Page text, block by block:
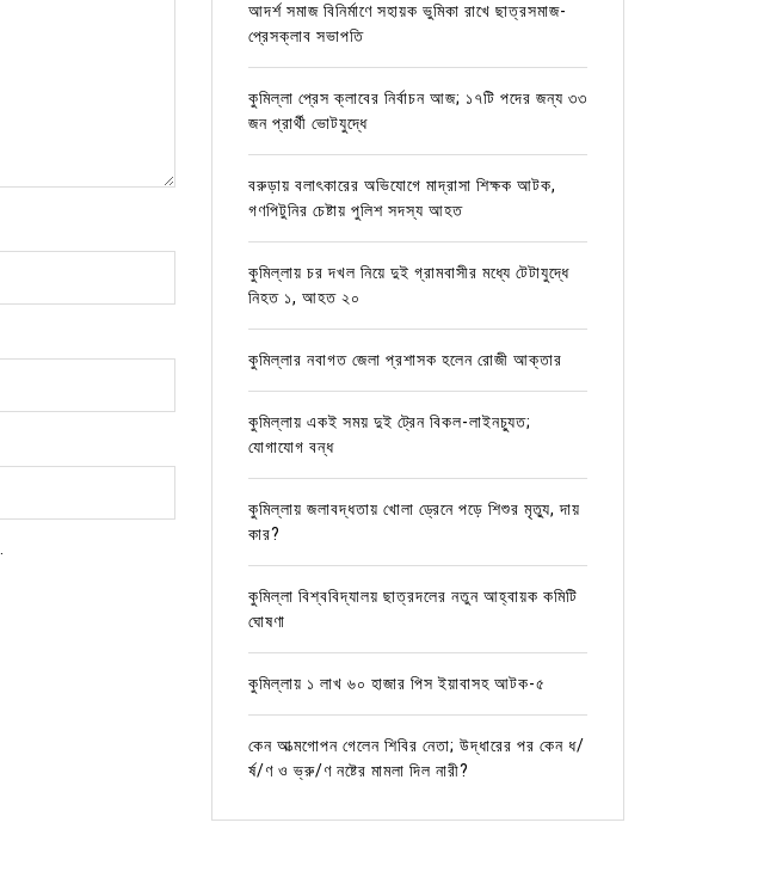
আদর্শ সমাজ বিনির্মাণে সহায়ক ভুমিকা রাখে ছাত্রসমাজ-
প্রেসক্লাব সভাপতি
কুমিল্লা প্রেস ক্লাবের নির্বাচন আজ; ১৭টি পদের জন্য ৩৩
জন প্রার্থী ভোটযুদ্ধে
বরুড়ায় বলাৎকারের অভিযোগে মাদ্রাসা শিক্ষক আটক,
গণপিটুনির চেষ্টায় পুলিশ সদস্য আহত
কুমিল্লায় চর দখল নিয়ে দুই গ্রামবাসীর মধ্যে টেটাযুদ্ধে
নিহত ১, আহত ২০
কুমিল্লার নবাগত জেলা প্রশাসক হলেন রোজী আক্তার
কুমিল্লায় একই সময় দুই ট্রেন বিকল-লাইনচ্যুত;
যোগাযোগ বন্ধ
কুমিল্লায় জলাবদ্ধতায় খোলা ড্রেনে পড়ে শিশুর মৃত্যু, দায়
কার?
কুমিল্লা বিশ্ববিদ্যালয় ছাত্রদলের নতুন আহ্বায়ক কমিটি
ঘোষণা
কুমিল্লায় ১ লাখ ৬০ হাজার পিস ইয়াবাসহ আটক-৫
কেন আত্মগোপন গেলেন শিবির নেতা; উদ্ধারের পর কেন ধ/
র্ষ/ণ ও ভ্রু/ণ নষ্টের মামলা দিল নারী?